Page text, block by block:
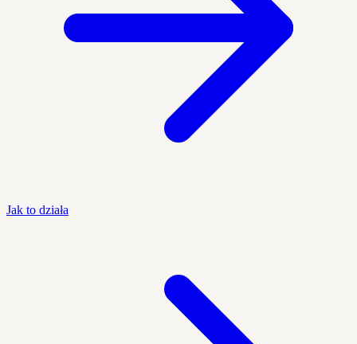
Jak to działa